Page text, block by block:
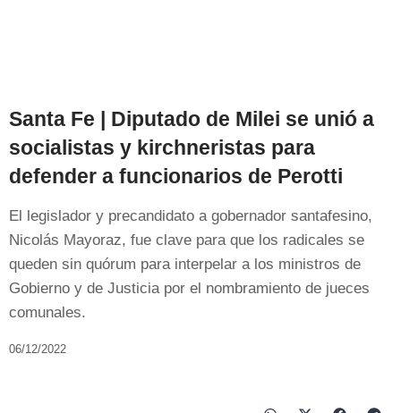
Santa Fe | Diputado de Milei se unió a
socialistas y kirchneristas para
defender a funcionarios de Perotti
El legislador y precandidato a gobernador santafesino,
Nicolás Mayoraz, fue clave para que los radicales se
queden sin quórum para interpelar a los ministros de
Gobierno y de Justicia por el nombramiento de jueces
comunales.
06/12/2022